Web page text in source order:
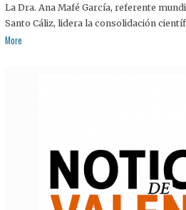
A
G
La Dra. Ana Mafé García, referente
Santo Cáliz, lidera la consolidación
More